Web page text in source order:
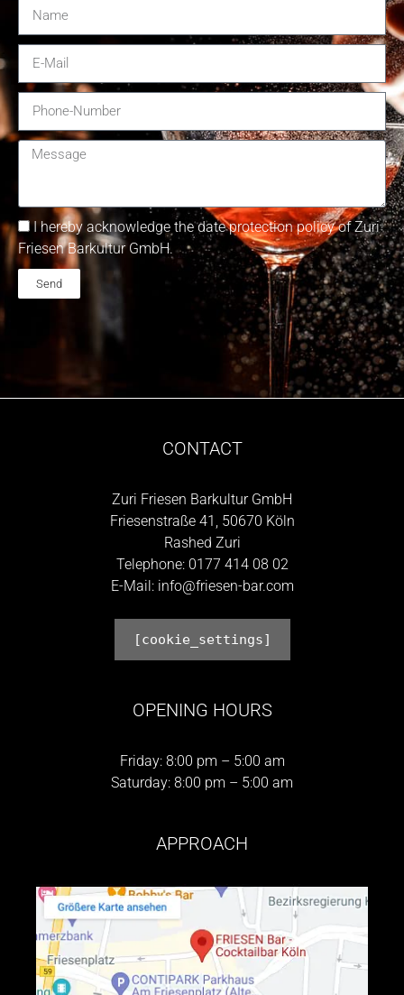
I hereby acknowledge the date protection policy of Zuri
Friesen Barkultur GmbH.
Send
CONTACT
Zuri Friesen Barkultur GmbH
Friesenstraße 41, 50670 Köln
Rashed Zuri
Telephone: 0177 414 08 02
E-Mail: info@friesen-bar.com
[cookie_settings]
OPENING HOURS
Friday: 8:00 pm – 5:00 am
Saturday: 8:00 pm – 5:00 am
APPROACH